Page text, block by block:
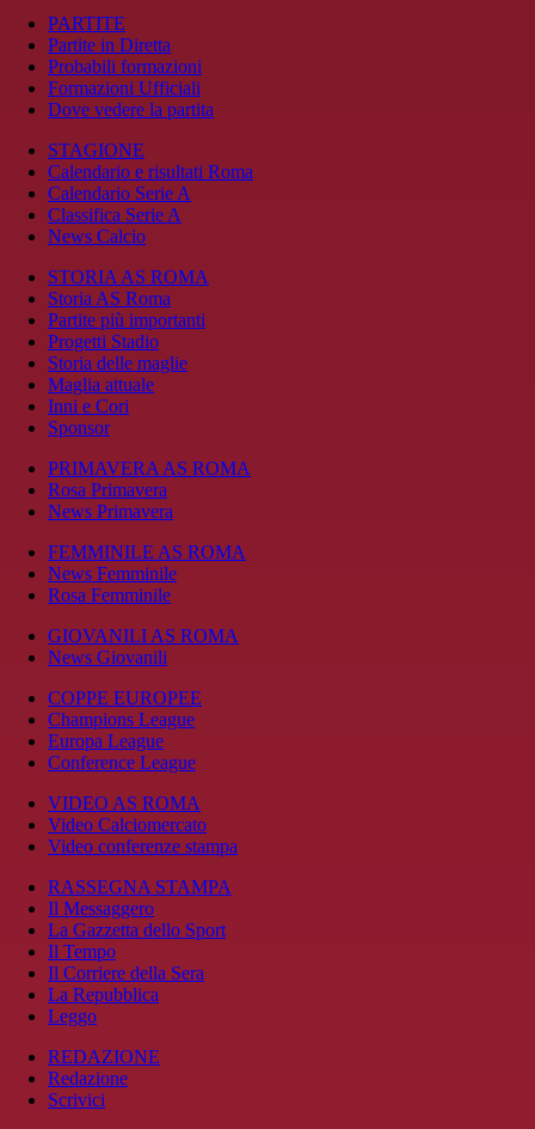
PARTITE
Partite in Diretta
Probabili formazioni
Formazioni Ufficiali
Dove vedere la partita
STAGIONE
Calendario e risultati Roma
Calendario Serie A
Classifica Serie A
News Calcio
STORIA AS ROMA
Storia AS Roma
Partite più importanti
Progetti Stadio
Storia delle maglie
Maglia attuale
Inni e Cori
Sponsor
PRIMAVERA AS ROMA
Rosa Primavera
News Primavera
FEMMINILE AS ROMA
News Femminile
Rosa Femminile
GIOVANILI AS ROMA
News Giovanili
COPPE EUROPEE
Champions League
Europa League
Conference League
VIDEO AS ROMA
Video Calciomercato
Video conferenze stampa
RASSEGNA STAMPA
Il Messaggero
La Gazzetta dello Sport
Il Tempo
Il Corriere della Sera
La Repubblica
Leggo
REDAZIONE
Redazione
Scrivici